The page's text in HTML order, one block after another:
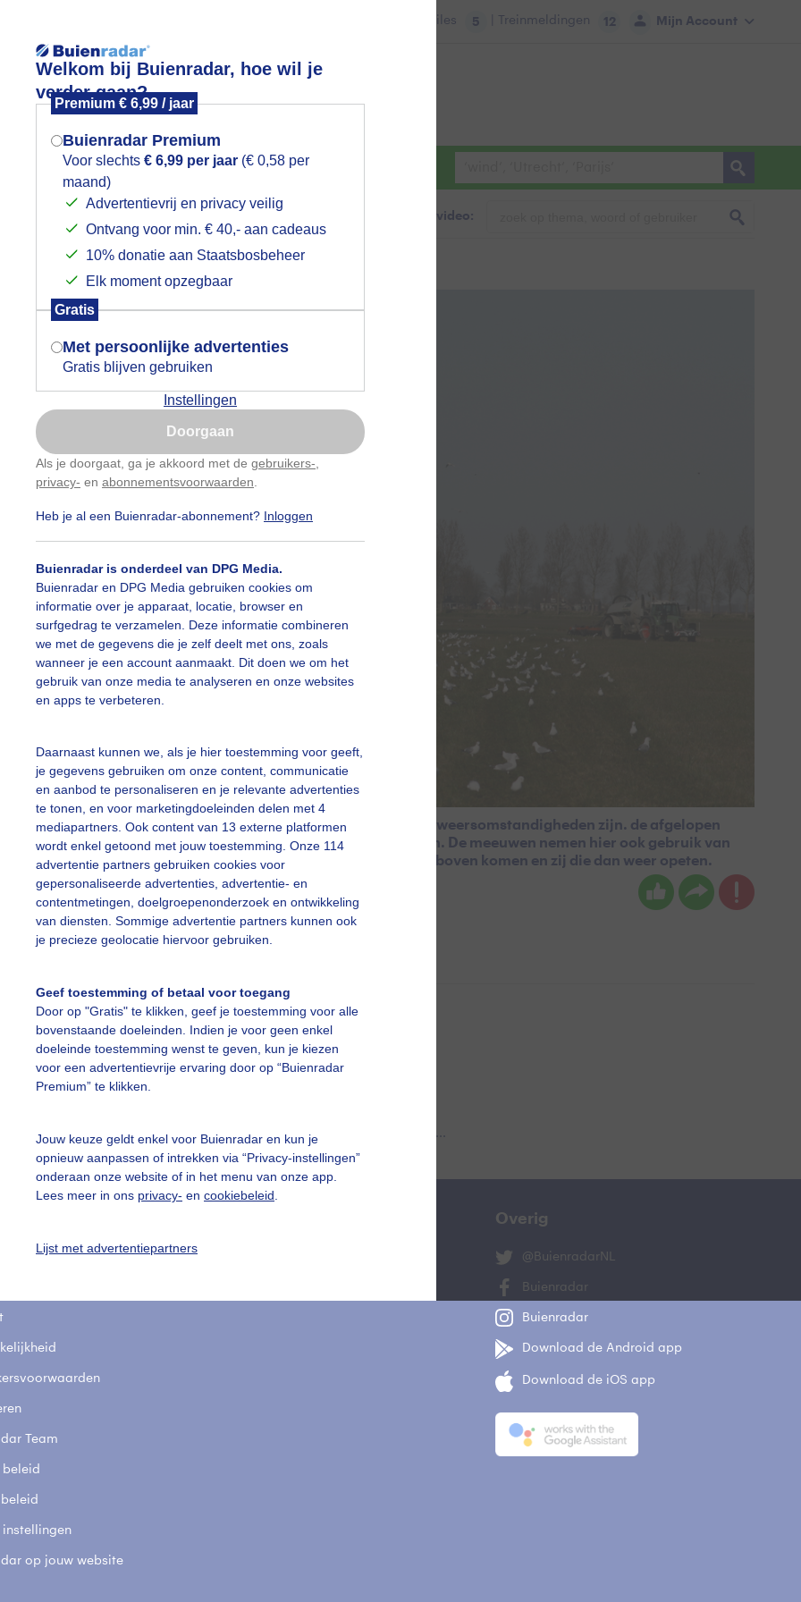
Welkom bij Buienradar, hoe wil je
verder gaan?
Premium € 6,99 / jaar
Buienradar Premium
Voor slechts € 6,99 per jaar (€ 0,58 per
maand)
Advertentievrij en privacy veilig
Ontvang voor min. € 40,- aan cadeaus
10% donatie aan Staatsbosbeheer
Elk moment opzegbaar
Gratis
Met persoonlijke advertenties
Gratis blijven gebruiken
Instellingen
Doorgaan
Als je doorgaat, ga je akkoord met de gebruikers-
privacy- en abonnementsvoorwaarden
Heb je al een Buienradar-abonnement? Inloggen
Buienradar is onderdeel van DPG Media.
Buienradar en DPG Media gebruiken cookies om
informatie over je apparaat, locatie, browser en
surfgedrag te verzamelen. Deze informatie combineren
we met de gegevens die je zelf deelt met ons, zoals
wanneer je een account aanmaakt. Dit doen we om het
gebruik van onze media te analyseren en onze websites
en apps te verbeteren.
Daarnaast kunnen we, als je hier toestemming voor geeft,
je gegevens gebruiken om onze content, communicatie
en aanbod te personaliseren en je relevante advertenties
te tonen, en voor marketingdoeleinden delen met 4
mediapartners. Ook content van 13 externe platformen
wordt enkel getoond met jouw toestemming. Onze 114
advertentie partners gebruiken cookies voor
gepersonaliseerde advertenties, advertentie- en
contentmetingen, doelgroepenonderzoek en ontwikkeling
van diensten. Sommige advertentie partners kunnen ook
je precieze geolocatie hiervoor gebruiken.
Geef toestemming of betaal voor toegang
Door op "Gratis" te klikken, geef je toestemming voor alle
bovenstaande doeleinden. Indien je voor geen enkel
doeleinde toestemming wenst te geven, kun je kiezen
voor een advertentievrije ervaring door op “Buienradar
Premium” te klikken.
Jouw keuze geldt enkel voor Buienradar en kun je
opnieuw aanpassen of intrekken via “Privacy-instellingen”
onderaan onze website of in het menu van onze app.
Lees meer in ons privacy- en cookiebeleid
Lijst met advertentiepartners
Mijn Account
Files 5 | Treinmeldingen 12
Foto en video Weerzine
Zoeken in foto & video:
boeren zijn weer druk bezig vandaag aangezien het de perfecte weersomstandigheden zijn. de afgelopen
waren wat kouder waardoor het gras nu beter kan herstellen. De meeuwen nemen hier ook gebruik van
de mest er voor zorgt dat wormen en andere beesten naar boven komen en zij die dan weer opeten.
Vincent van Ommen Gemaakt: 18-03-2022, 133x bekeken
Natuur Dieren
slideshow
Een moment geduld aub...
vragen
Team
beleid
instellingen
op jouw website
Overig
@BuienradarNL
Buienradar
Buienradar
Download de Android app
Download de iOS app
Mogen we je locatie gebruiken voor
het weer?
Indien je hier nog geen akkoord op hebt
gegeven, verschijnt er zo een pop-up uit
je browser waarin deze toestemming
gevraagd wordt.
Is goed, toon de popup
Nu niet, misschien later
Gebruik je Safari en wil je niet elke dag deze pop-up
Klikhierom dit aan te passen